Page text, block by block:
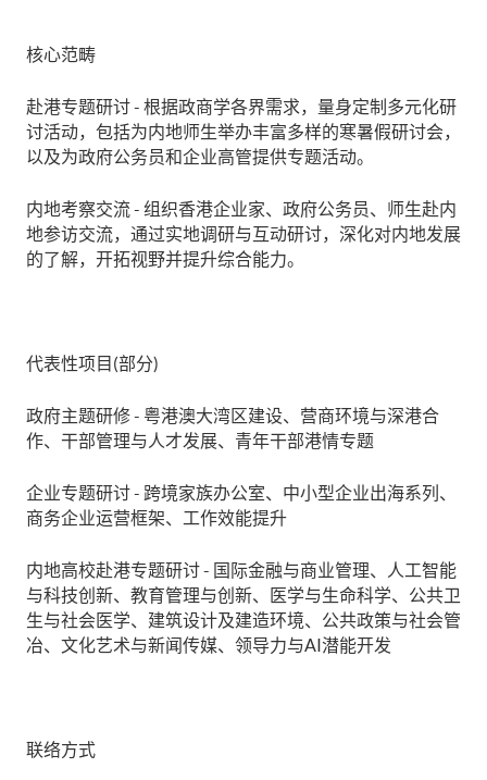
核心范畴
赴港专题研讨 - 根据政商学各界需求，量身定制多元化研
讨活动，包括为内地师生举办丰富多样的寒暑假研讨会，
以及为政府公务员和企业高管提供专题活动。
内地考察交流 - 组织香港企业家、政府公务员、师生赴内
地参访交流，通过实地调研与互动研讨，深化对内地发展
的了解，开拓视野并提升综合能力。
代表性项目(部分)
政府主题研修 - 粤港澳大湾区建设、营商环境与深港合
作、干部管理与人才发展、青年干部港情专题
企业专题研讨 - 跨境家族办公室、中小型企业出海系列、
商务企业运营框架、工作效能提升
内地高校赴港专题研讨 - 国际金融与商业管理、人工智能
与科技创新、教育管理与创新、医学与生命科学、公共卫
生与社会医学、建筑设计及建造环境、公共政策与社会管
冶、文化艺术与新闻传媒、领导力与AI潜能开发
联络方式